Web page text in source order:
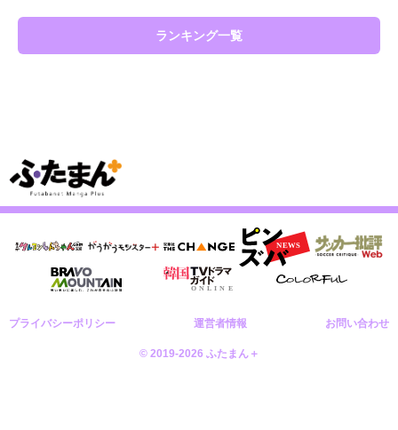
ランキング一覧
プライバシーポリシー 運営者情報 お問い合わせ
© 2019-2026 ふたまん＋